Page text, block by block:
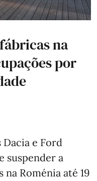
na
por
e Ford
suspender a
na Roménia até 19